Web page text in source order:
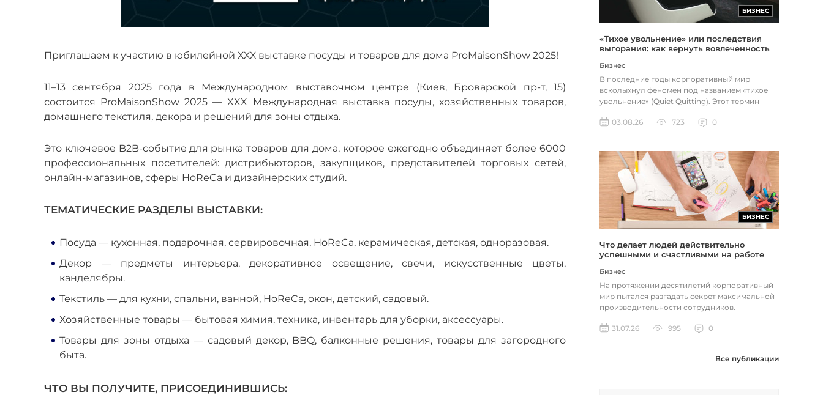
Приглашаем к участию в юбилейной ХХХ выставке посуды и товаров для дома ProMaisonShow 2025!
11–13 сентября 2025 года в Международном выставочном центре (Киев, Броварской пр-т, 15)
состоится ProMaisonShow 2025 — XXX Международная выставка посуды, хозяйственных товаров,
домашнего текстиля, декора и решений для зоны отдыха.
Это ключевое B2B-событие для рынка товаров для дома, которое ежегодно объединяет более 6000
профессиональных посетителей: дистрибьюторов, закупщиков, представителей торговых сетей,
онлайн-магазинов, сферы HoReCa и дизайнерских студий.
ТЕМАТИЧЕСКИЕ РАЗДЕЛЫ ВЫСТАВКИ:
Посуда — кухонная, подарочная, сервировочная, HoReCa, керамическая, детская, одноразовая.
Декор — предметы интерьера, декоративное освещение, свечи, искусственные цветы,
канделябры.
Текстиль — для кухни, спальни, ванной, HoReCa, окон, детский, садовый.
Хозяйственные товары — бытовая химия, техника, инвентарь для уборки, аксессуары.
Товары для зоны отдыха — садовый декор, BBQ, балконные решения, товары для загородного
быта.
ЧТО ВЫ ПОЛУЧИТЕ, ПРИСОЕДИНИВШИСЬ:
БИЗНЕС
«Тихое увольнение» или последствия
выгорания: как вернуть вовлеченность
Бизнес
В последние годы корпоративный мир
всколыхнул феномен под названием «тихое
увольнение» (Quiet Quitting). Этот термин
03.08.26
723 0
БИЗНЕС
Что делает людей действительно
успешными и счастливыми на работе
Бизнес
На протяжении десятилетий корпоративный
мир пытался разгадать секрет максимальной
производительности сотрудников.
31.07.26
995 0
Все публикации